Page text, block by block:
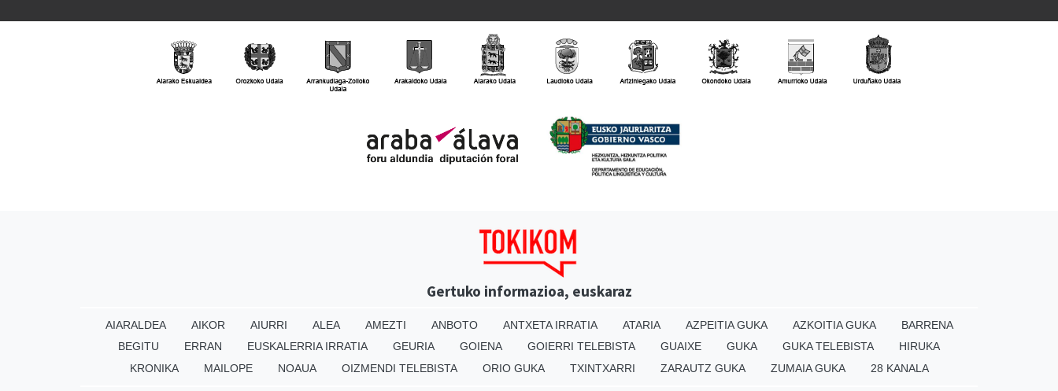
Gertuko informazioa, euskaraz
AIARALDEA AIKOR AIURRI ALEA AMEZTI ANBOTO ANTXETA IRRATIA ATARIA AZPEITIA GUKA AZKOITIA GUKA
BARRENA
BEGITU
ERRAN EUSKALERRIA IRRATIA GEURIA GOIENA GOIERRI TELEBISTA GUAIXE GUKA GUKA TELEBISTA
HIRUKA
KRONIKA
MAILOPE NOAUA OIZMENDI TELEBISTA ORIO GUKA TXINTXARRI ZARAUTZ GUKA ZUMAIA GUKA 28 KANALA